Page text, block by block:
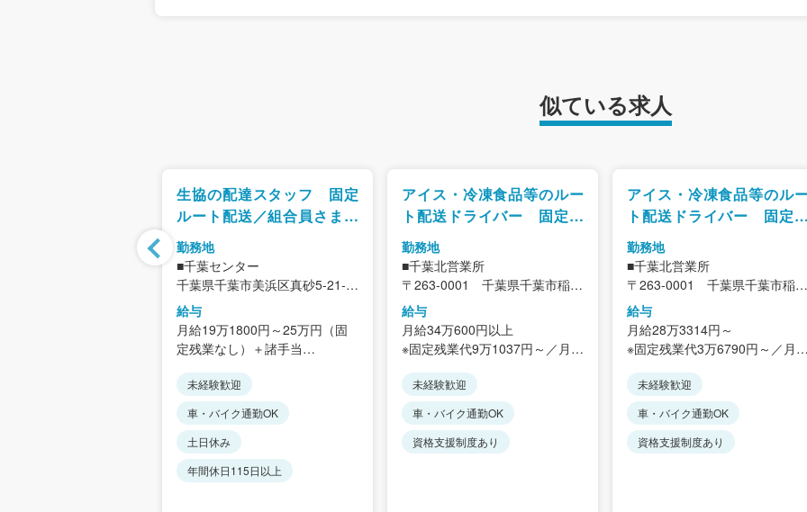
似ている求人
生協の配達スタッフ 固定
ルート配送／組合員さま宅
へのお届け・ご案内
勤務地
■千葉センター
千葉県千葉市美浜区真砂5-21-
13
＜アクセス＞
JR総武線「新検見川駅」よりバ
ス約6分
★県内6拠点で合同募集（初期
配属の希望考慮）
（千葉市美浜区・柏市・佐倉
市・松戸市・市原市・市川市）
★全拠点マイカー通勤OK（駐車
給与
月給19万1800円～25万円（固
定残業なし）＋諸手当
※入職時点の初任給です。経験
を積むごとに昇給していく仕組
みがあります。
■昇給あり（年1回：4月）
■賞与年3回（7月・12月・3月）
未経験歓迎
車・バイク通勤OK
土日休み
年間休日115日以上
アイス・冷凍食品等のルー
ト配送ドライバー 固定ル
ートの配送
勤務地
■千葉北営業所
〒263-0001 千葉県千葉市稲毛
区長沼原町239-1
＜アクセス＞
東関道「千葉北インター」より
車3分
JR「四街道駅」より車16分
※自転車・バイク・車通勤
OK（駐輪場・駐車場完備）
給与
月給34万600円以上
※固定残業代9万1037円～／月
超過分は別途支給します。
※経験・能力を考慮します。
■昇給あり
未経験歓迎
車・バイク通勤OK
資格支援制度あり
アイス・冷凍食品等のル
ト配送ドライバー 固定
ート配送
勤務地
■千葉北営業所
〒263-0001 千葉県千葉市稲毛
区長沼原町239-1
＜アクセス＞
東関道「千葉北インター」より
車3分
JR「四街道駅」より車16分
※自転車・バイク・車通勤
OK（駐輪場・駐車場完備）
給与
月給28万3314円～
※固定残業代3万6790円～／月
超過分は別途支給します。
※経験・能力を考慮します。
■昇給あり
未経験歓迎
車・バイク通勤OK
資格支援制度あり